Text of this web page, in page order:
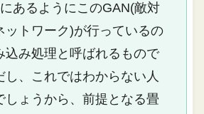
あるようにこのGAN(敵対
ットワーク)が行っているの
込み処理と呼ばれるもので
し、これではわからない人
しょうから、前提となる畳